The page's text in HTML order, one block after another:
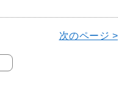
次のページ >